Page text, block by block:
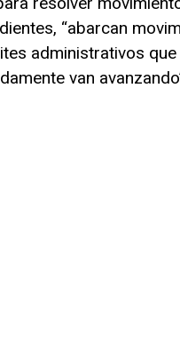
“abarcan
administrativos
van